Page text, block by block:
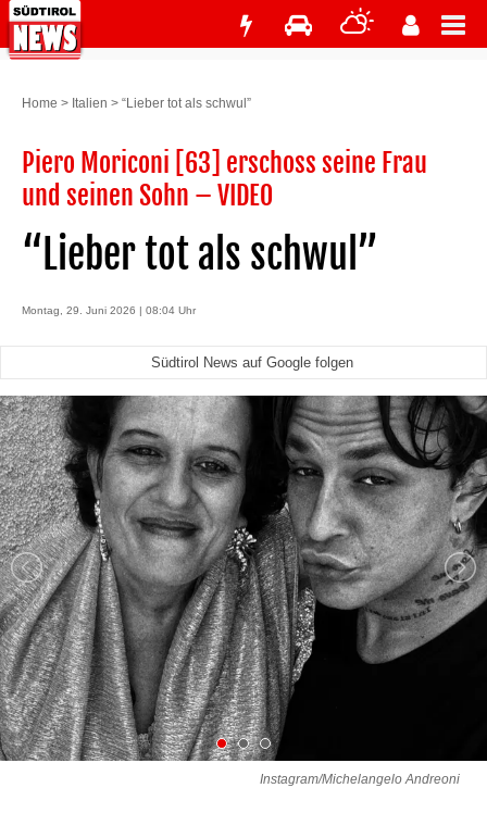
Home > Italien > “Lieber tot als schwul”
Piero Moriconi [63] erschoss seine Frau
und seinen Sohn – VIDEO
“Lieber tot als schwul”
Montag, 29. Juni 2026 | 08:04 Uhr
Südtirol News auf Google folgen
Instagram/Michelangelo Andreoni